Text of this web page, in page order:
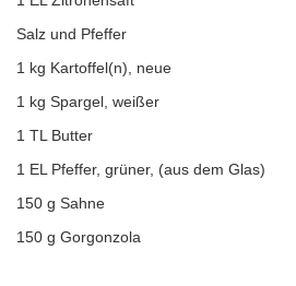
Salz und Pfeffer
1 kg Kartoffel(n), neue
1 kg Spargel, weißer
1 TL Butter
1 EL Pfeffer, grüner, (aus dem Glas)
150 g Sahne
150 g Gorgonzola